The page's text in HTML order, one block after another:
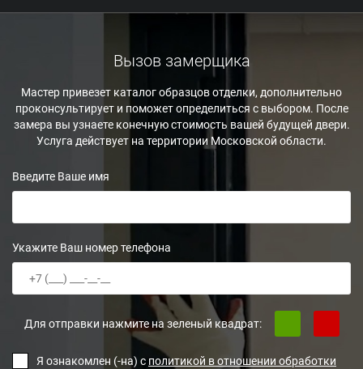
Вызов замерщика
Мастер привезет каталог образцов отделки, дополнительно
проконсультирует и поможет определиться с выбором. После
замера вы узнаете конечную стоимость вашей будущей двери.
Услуга действует на территории Московской области.
Введите Ваше имя
Укажите Ваш номер телефона
Для отправки нажмите на зеленый квадрат:
Я ознакомлен (-на) с политикой в отношении обработки